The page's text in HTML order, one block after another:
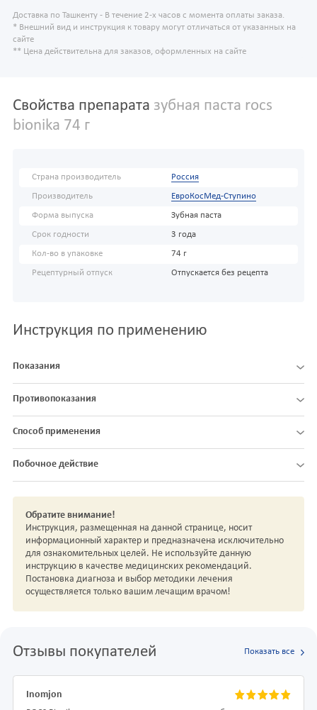
Доставка по Ташкенту - В течение 2-х часов с момента оплаты заказа.
* Внешний вид и инструкция к товару могут отличаться от указанных на
сайте
** Цена действительна для заказов, оформленных на сайте
Свойства препарата зубная паста rocs
bionika 74 г
Страна производитель Россия
Производитель ЕвроКосМед-Ступино
Форма выпуска Зубная паста
Срок годности 3 года
Кол-во в упаковке 74 г
Рецептурный отпуск Отпускается без рецепта
Инструкция по применению
Показания
Противопоказания
Способ применения
Побочное действие
Обратите внимание!
Инструкция, размещенная на данной странице, носит
информационный характер и предназначена исключительно
для ознакомительных целей. Не используйте данную
инструкцию в качестве медицинских рекомендаций.
Постановка диагноза и выбор методики лечения
осуществляется только вашим лечащим врачом!
Отзывы покупателей Показать все
Inomjon